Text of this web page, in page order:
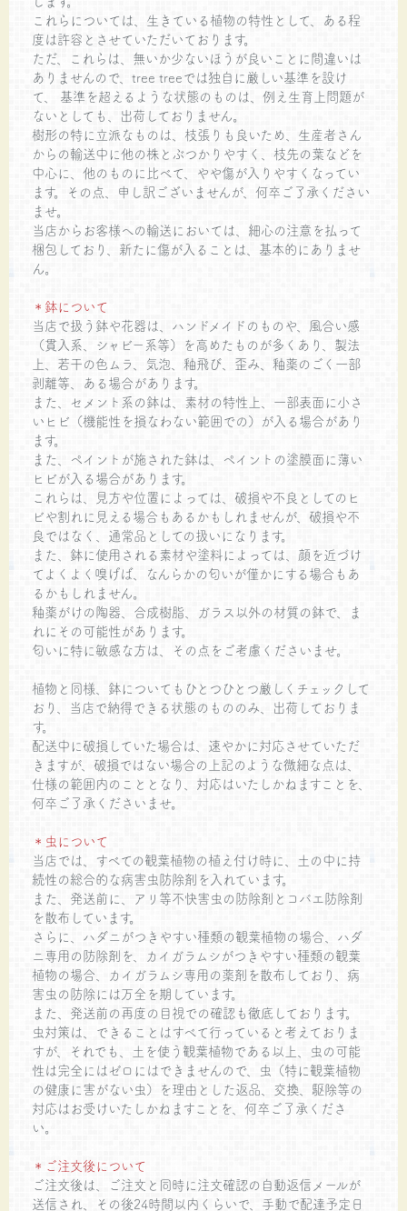
これらについては、生きている植物の特性として、ある程
度は許容とさせていただいております。
ただ、これらは、無いか少ないほうが良いことに間違いは
ありませんので、tree treeでは独自に厳しい基準を設け
て、 基準を超えるような状態のものは、例え生育上問題が
ないとしても、出荷しておりません。
樹形の特に立派なものは、枝張りも良いため、生産者さん
からの輸送中に他の株とぶつかりやすく、枝先の葉などを
中心に、他のものに比べて、やや傷が入りやすくなってい
ます。その点、申し訳ございませんが、何卒ご了承ください
ませ。
当店からお客様への輸送においては、細心の注意を払って
梱包しており、新たに傷が入ることは、基本的にありませ
ん。
＊鉢について
当店で扱う鉢や花器は、ハンドメイドのものや、風合い感
（貫入系、シャビー系等）を高めたものが多くあり、製法
上、若干の色ムラ、気泡、釉飛び、歪み、釉薬のごく一部
剥離等、ある場合があります。
また、セメント系の鉢は、素材の特性上、一部表面に小さ
いヒビ（機能性を損なわない範囲での）が入る場合があり
ます。
また、ペイントが施された鉢は、ペイントの塗膜面に薄い
ヒビが入る場合があります。
これらは、見方や位置によっては、破損や不良としてのヒ
ビや割れに見える場合もあるかもしれませんが、破損や不
良ではなく、通常品としての扱いになります。
また、鉢に使用される素材や塗料によっては、顔を近づけ
てよくよく嗅げば、なんらかの匂いが僅かにする場合もあ
るかもしれません。
釉薬がけの陶器、合成樹脂、ガラス以外の材質の鉢で、ま
れにその可能性があります。
匂いに特に敏感な方は、その点をご考慮くださいませ。
植物と同様、鉢についてもひとつひとつ厳しくチェックして
おり、当店で納得できる状態のもののみ、出荷しておりま
す。
配送中に破損していた場合は、速やかに対応させていただ
きますが、破損ではない場合の上記のような微細な点は、
仕様の範囲内のこととなり、対応はいたしかねますことを、
何卒ご了承くださいませ。
＊虫について
当店では、すべての観葉植物の植え付け時に、土の中に持
続性の総合的な病害虫防除剤を入れています。
また、発送前に、アリ等不快害虫の防除剤とコバエ防除剤
を散布しています。
さらに、ハダニがつきやすい種類の観葉植物の場合、ハダ
ニ専用の防除剤を、カイガラムシがつきやすい種類の観葉
植物の場合、カイガラムシ専用の薬剤を散布しており、病
害虫の防除には万全を期しています。
また、発送前の再度の目視での確認も徹底しております。
虫対策は、できることはすべて行っていると考えておりま
すが、それでも、土を使う観葉植物である以上、虫の可能
性は完全にはゼロにはできませんので、虫（特に観葉植物
の健康に害がない虫）を理由とした返品、交換、駆除等の
対応はお受けいたしかねますことを、何卒ご了承くださ
い。
＊ご注文後について
ご注文後は、ご注文と同時に注文確認の自動返信メールが
送信され、その後24時間以内くらいで、手動で配達予定日